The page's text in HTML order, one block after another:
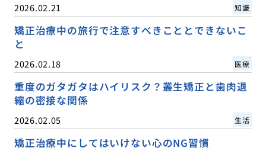
2026.02.21 知識
矯正治療中の旅行で注意すべきこととできないこ
と
2026.02.18 医療
重度のガタガタはハイリスク？叢生矯正と歯肉退
縮の密接な関係
2026.02.05 生活
矯正治療中にしてはいけない心のNG習慣